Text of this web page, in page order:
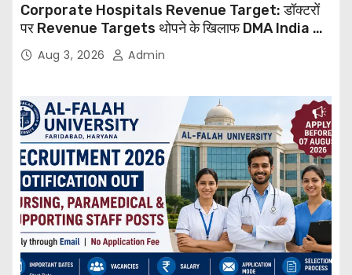
Corporate Hospitals Revenue Target: डॉक्टरों
पर Revenue Targets थोपने के खिलाफ DMA India का
बड़ा कदम, NHRC से Suo Motu जांच की मांग
Aug 3, 2026 Admin